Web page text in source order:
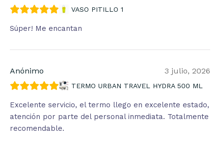
VASO PITILLO 1
Súper! Me encantan
Anónimo 3 julio, 2026
TERMO URBAN TRAVEL HYDRA 500 ML
Excelente servicio, el termo llego en excelente estado,
atención por parte del personal inmediata. Totalmente
recomendable.